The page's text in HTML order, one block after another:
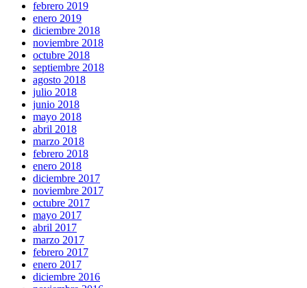
febrero 2019
enero 2019
diciembre 2018
noviembre 2018
octubre 2018
septiembre 2018
agosto 2018
julio 2018
junio 2018
mayo 2018
abril 2018
marzo 2018
febrero 2018
enero 2018
diciembre 2017
noviembre 2017
octubre 2017
mayo 2017
abril 2017
marzo 2017
febrero 2017
enero 2017
diciembre 2016